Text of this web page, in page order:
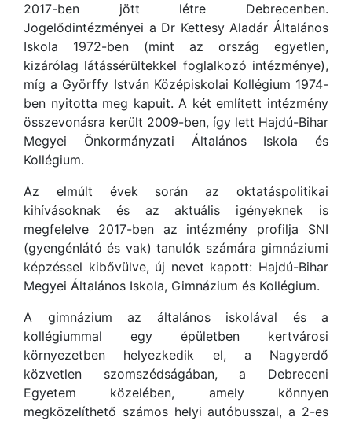
2017-ben jött létre Debrecenben.
Jogelődintézményei a Dr Kettesy Aladár Általános
Iskola 1972-ben (mint az ország egyetlen,
kizárólag látássérültekkel foglalkozó intézménye),
míg a Györffy István Középiskolai Kollégium 1974-
ben nyitotta meg kapuit. A két említett intézmény
összevonásra került 2009-ben, így lett Hajdú-Bihar
Megyei Önkormányzati Általános Iskola és
Kollégium.
Az elmúlt évek során az oktatáspolitikai
kihívásoknak és az aktuális igényeknek is
megfelelve 2017-ben az intézmény profilja SNI
(gyengénlátó és vak) tanulók számára gimnáziumi
képzéssel kibővülve, új nevet kapott: Hajdú-Bihar
Megyei Általános Iskola, Gimnázium és Kollégium.
A gimnázium az általános iskolával és a
kollégiummal egy épületben kertvárosi
környezetben helyezkedik el, a Nagyerdő
közvetlen szomszédságában, a Debreceni
Egyetem közelében, amely könnyen
megközelíthető számos helyi autóbusszal, a 2-es